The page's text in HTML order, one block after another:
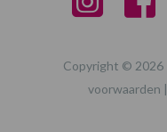
Copyright © 2026
voorwaarden |